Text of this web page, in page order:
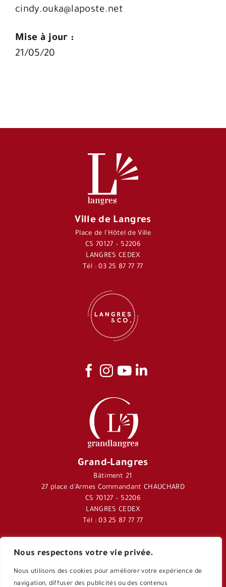
Nous respectons votre vie privée.
Nous utilisons des cookies pour améliorer votre expérience de
navigation, diffuser des publicités ou des contenus
cindy.ouka@laposte.net
Mise à jour :
21/05/20
Ville de Langres
Place de l’Hôtel de Ville
CS 70127 – 52206
LANGRES CEDEX
Tél : 03 25 87 77 77
Grand-Langres
Bâtiment 21
27 place d’Armes Commandant CHAUCHARD
CS 70127 – 52206
LANGRES CEDEX
Tél : 03 25 87 77 77
Journal Langres&Co
Application Langres&Co